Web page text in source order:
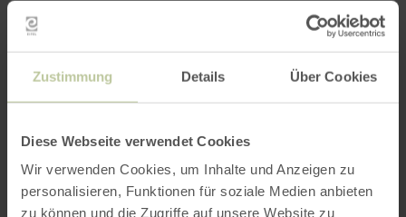
Zustimmung Details Über Cookies
Diese Webseite verwendet Cookies
Wir verwenden Cookies, um Inhalte und Anzeigen zu
personalisieren, Funktionen für soziale Medien anbieten
zu können und die Zugriffe auf unsere Website zu
ROUTE PLANEN